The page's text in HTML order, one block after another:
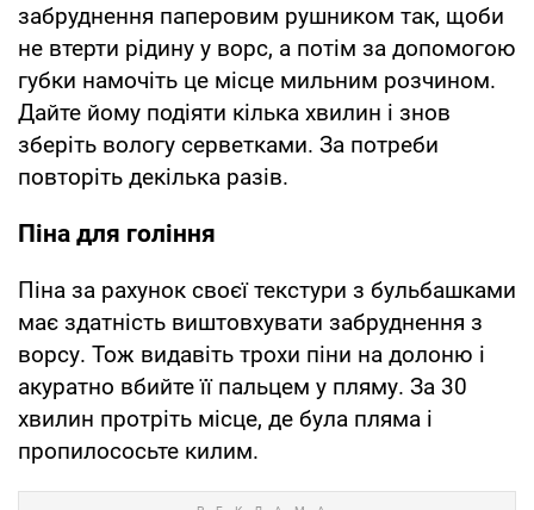
забруднення паперовим рушником так, щоби
не втерти рідину у ворс, а потім за допомогою
губки намочіть це місце мильним розчином.
Дайте йому подіяти кілька хвилин і знов
зберіть вологу серветками. За потреби
повторіть декілька разів.
Піна для гоління
Піна за рахунок своєї текстури з бульбашками
має здатність виштовхувати забруднення з
ворсу. Тож видавіть трохи піни на долоню і
акуратно вбийте її пальцем у пляму. За 30
хвилин протріть місце, де була пляма і
пропилососьте килим.